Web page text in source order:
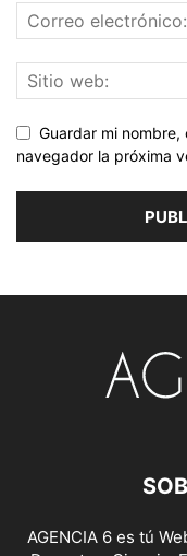
Guardar mi
navegador la próxima
AGENCIA 6 es tú